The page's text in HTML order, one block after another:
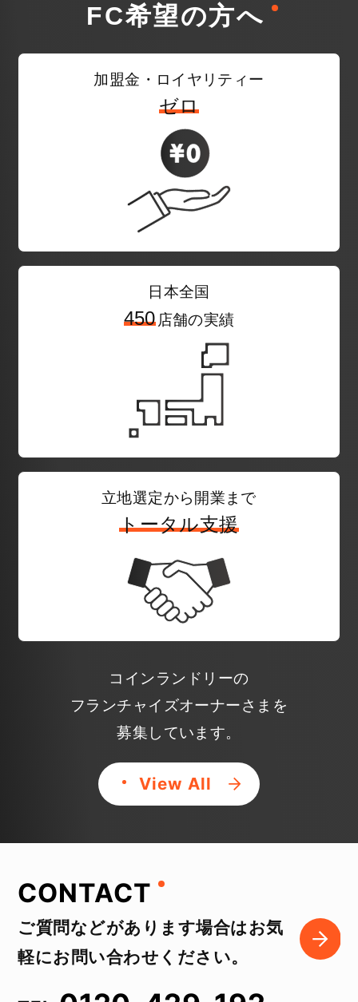
FC希望の方へ
加盟金・ロイヤリティー
ゼロ
日本全国
450 店舗の実績
立地選定から開業まで
トータル支援
コインランドリーの
フランチャイズオーナーさまを
募集しています。
View All
CONTACT
ご質問などがあります場合はお気
軽にお問い合わせください。